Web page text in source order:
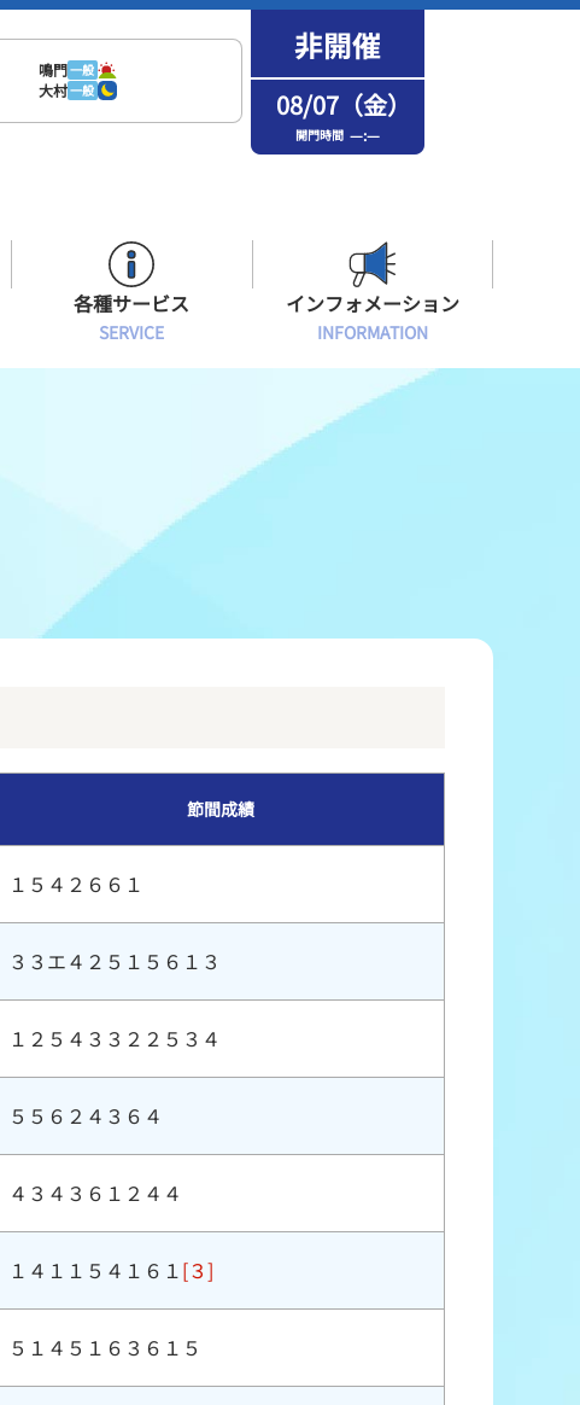
鳴門一般
大村一般 08/07（金）
開門時間 —:—
場内フリーWi-Fiご案内
ボートレース浜名湖の楽しみ方
オラレ浜松
各種サービス
SERVICE
メンバーズルーム会員
選手応援横断幕について
冠レース協賛キャンペーン
インフォメーション
INFORMATION
インフォメーション
節間成績
１５４２６６１
３３エ４２５１５６１３
１２５４３３２２５３４
５５６２４３６４
４３４３６１２４４
１４１１５４１６１ [３]
５１４５１６３６１５